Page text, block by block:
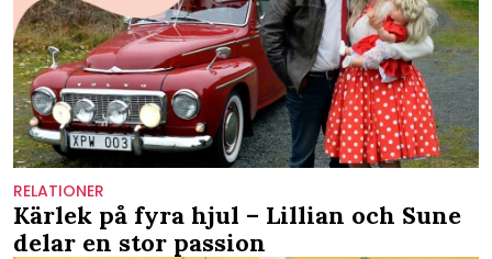
RELATIONER
Kärlek på fyra hjul – Lillian och Sune
delar en stor passion